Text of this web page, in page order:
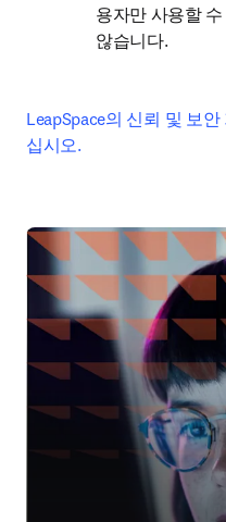
용자만 사용할
않습니다.
LeapSpace의 신뢰 및 보
십시오.